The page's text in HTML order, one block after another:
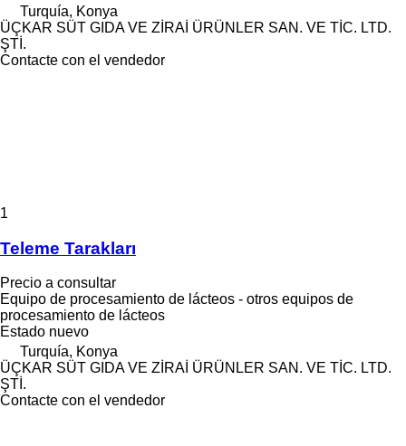
Turquía, Konya
ÜÇKAR SÜT GIDA VE ZİRAİ ÜRÜNLER SAN. VE TİC. LTD.
ŞTİ.
Contacte con el vendedor
1
Teleme Tarakları
Precio a consultar
Equipo de procesamiento de lácteos - otros equipos de
procesamiento de lácteos
Estado nuevo
Turquía, Konya
ÜÇKAR SÜT GIDA VE ZİRAİ ÜRÜNLER SAN. VE TİC. LTD.
ŞTİ.
Contacte con el vendedor